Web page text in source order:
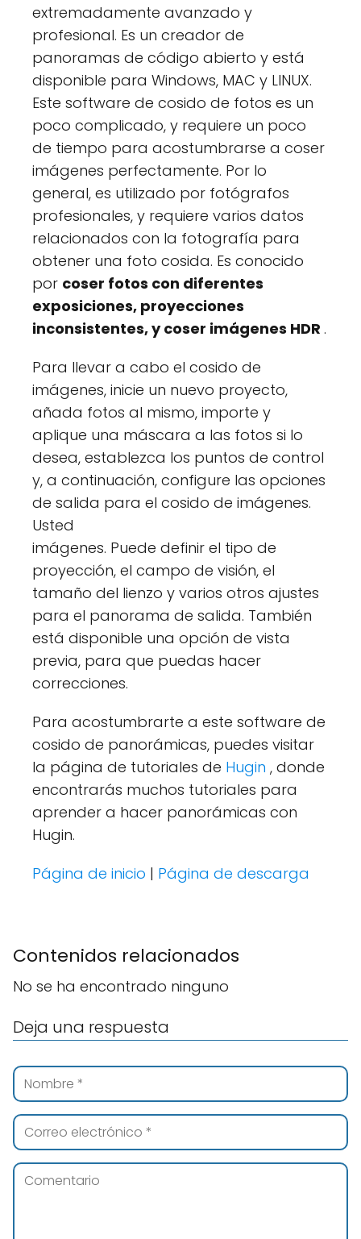
extremadamente avanzado y
profesional. Es un creador de
panoramas de código abierto y está
disponible para Windows, MAC y LINUX.
Este software de cosido de fotos es un
poco complicado, y requiere un poco
de tiempo para acostumbrarse a coser
imágenes perfectamente. Por lo
general, es utilizado por fotógrafos
profesionales, y requiere varios datos
relacionados con la fotografía para
obtener una foto cosida. Es conocido
por coser fotos con diferentes
exposiciones, proyecciones
inconsistentes, y coser imágenes HDR .
Para llevar a cabo el cosido de
imágenes, inicie un nuevo proyecto,
añada fotos al mismo, importe y
aplique una máscara a las fotos si lo
desea, establezca los puntos de control
y, a continuación, configure las opciones
de salida para el cosido de imágenes.
Usted
imágenes. Puede definir el tipo de
proyección, el campo de visión, el
tamaño del lienzo y varios otros ajustes
para el panorama de salida. También
está disponible una opción de vista
previa, para que puedas hacer
correcciones.
Para acostumbrarte a este software de
cosido de panorámicas, puedes visitar
la página de tutoriales de Hugin , donde
encontrarás muchos tutoriales para
aprender a hacer panorámicas con
Hugin.
Página de inicio | Página de descarga
Contenidos relacionados
No se ha encontrado ninguno
Deja una respuesta